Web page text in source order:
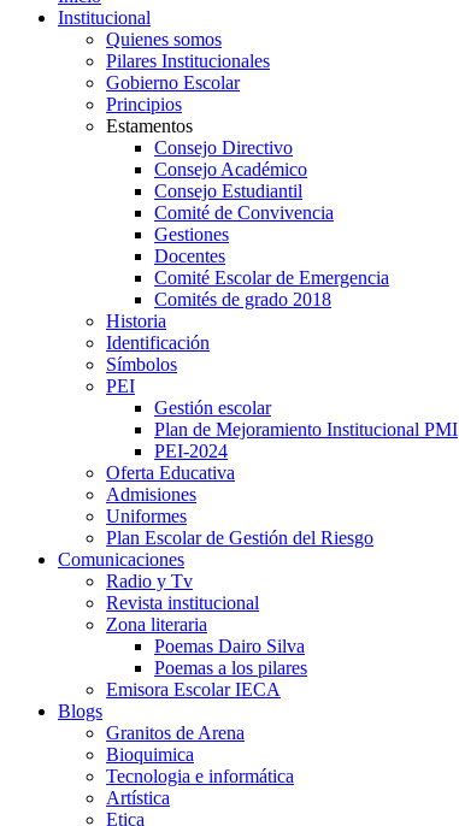
Institucional
Quienes somos
Pilares Institucionales
Gobierno Escolar
Principios
Estamentos
Consejo Directivo
Consejo Académico
Consejo Estudiantil
Comité de Convivencia
Gestiones
Docentes
Comité Escolar de Emergencia
Comités de grado 2018
Historia
Identificación
Símbolos
PEI
Gestión escolar
Plan de Mejoramiento Institucional PMI
PEI-2024
Oferta Educativa
Admisiones
Uniformes
Plan Escolar de Gestión del Riesgo
Comunicaciones
Radio y Tv
Revista institucional
Zona literaria
Poemas Dairo Silva
Poemas a los pilares
Emisora Escolar IECA
Blogs
Granitos de Arena
Bioquimica
Tecnologia e informática
Artística
Etica